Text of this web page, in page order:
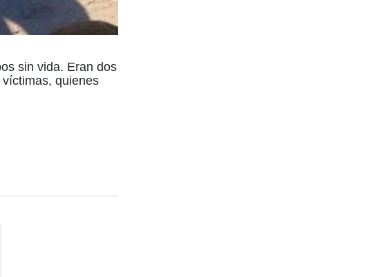
sin vida. Eran dos
quienes